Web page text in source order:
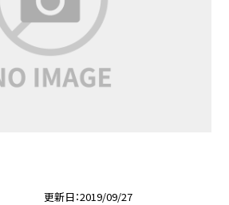
更新日 2019/09/27